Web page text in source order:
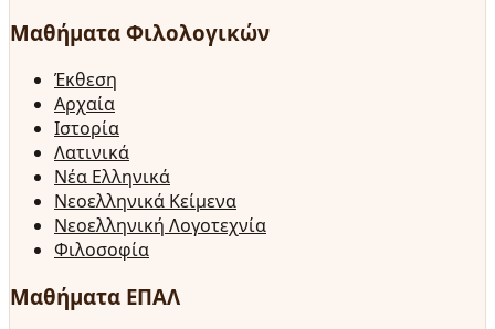
Μαθήματα Φιλολογικών
Έκθεση
Αρχαία
Ιστορία
Λατινικά
Νέα Ελληνικά
Νεοελληνικά Κείμενα
Νεοελληνική Λογοτεχνία
Φιλοσοφία
Μαθήματα ΕΠΑΛ